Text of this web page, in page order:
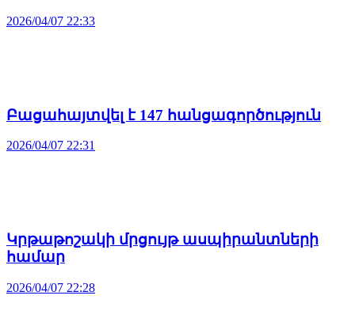
2026/04/07 22:33
Բացահայտվել է 147 հանցագործություն
2026/04/07 22:31
Կրթաթոշակի մրցույթ ասպիրանտների
համար
2026/04/07 22:28